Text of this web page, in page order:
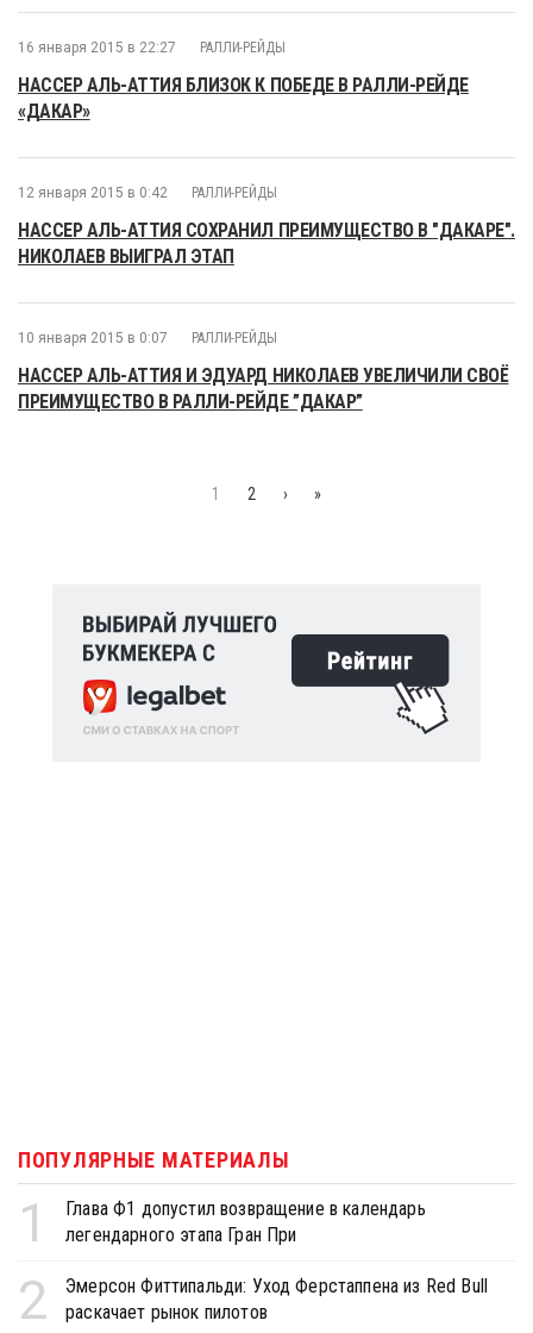
16 января 2015 в 22:27 РАЛЛИ-РЕЙДЫ
НАССЕР АЛЬ-АТТИЯ БЛИЗОК К ПОБЕДЕ В РАЛЛИ-РЕЙДЕ
«ДАКАР»
12 января 2015 в 0:42 РАЛЛИ-РЕЙДЫ
НАССЕР АЛЬ-АТТИЯ СОХРАНИЛ ПРЕИМУЩЕСТВО В "ДАКАРЕ".
НИКОЛАЕВ ВЫИГРАЛ ЭТАП
10 января 2015 в 0:07 РАЛЛИ-РЕЙДЫ
НАССЕР АЛЬ-АТТИЯ И ЭДУАРД НИКОЛАЕВ УВЕЛИЧИЛИ СВОЁ
ПРЕИМУЩЕСТВО В РАЛЛИ-РЕЙДЕ ”ДАКАР”
1 2 › »
ПОПУЛЯРНЫЕ МАТЕРИАЛЫ
1
Глава Ф1 допустил возвращение в календарь
легендарного этапа Гран При
2
Эмерсон Фиттипальди: Уход Ферстаппена из Red Bull
раскачает рынок пилотов